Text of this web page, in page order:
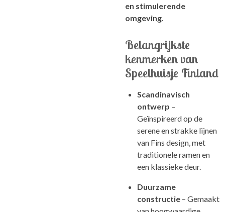
en stimulerende
omgeving.
Belangrijkste
kenmerken van
Speelhuisje Finland
Scandinavisch
ontwerp –
Geïnspireerd op de
serene en strakke lijnen
van Fins design, met
traditionele ramen en
een klassieke deur.
Duurzame
constructie – Gemaakt